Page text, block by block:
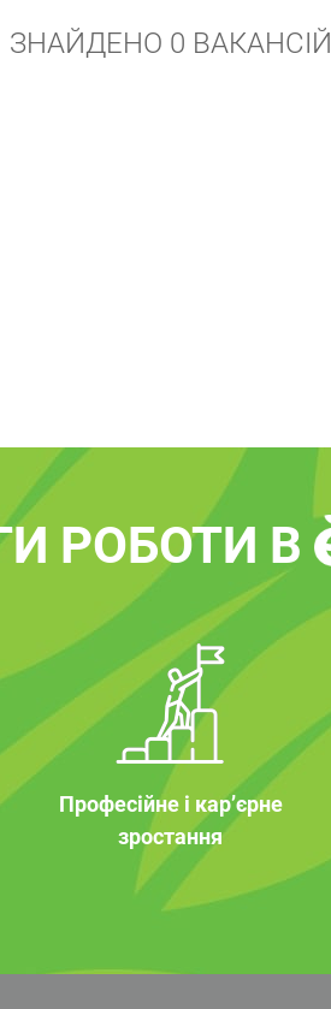
ЗНАЙДЕНО 0 ВАКАНСІЙ
РОБОТИ В
Професійне і кар’єрне
зростання